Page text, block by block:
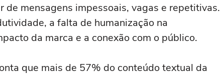
de mensagens impessoais, vagas e repetitivas.
a falta de humanização na
da marca e a conexão com o público.
que mais de 57% do conteúdo textual da